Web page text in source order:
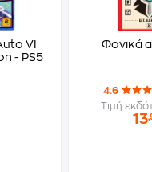
VI
- PS5
Φονικά
4.6
Τιμή
13